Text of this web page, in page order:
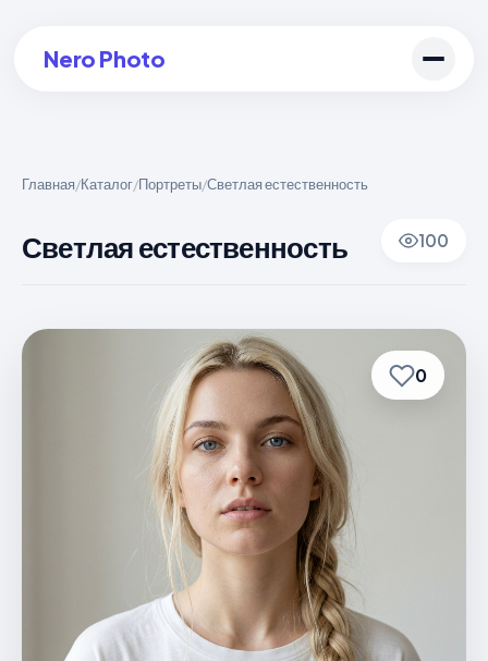
Nero Photo
Создать арт
Главная/Каталог/Портреты/Светлая естественность
Светлая естественность 100
0